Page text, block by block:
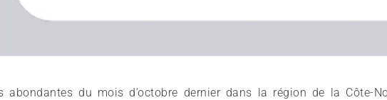
abondantes du mois d’octobre dernier dans la région de la Côte-